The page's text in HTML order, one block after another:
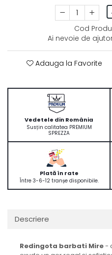
Cod
Ai nevoie de
Adauga la Favorite
Vedetele din România
Susțin calitatea PREMIUM
SPREZZA
Plată în rate
Între 3-6-12 tranșe disponibile.
Descriere
Redingota barbati Mire-